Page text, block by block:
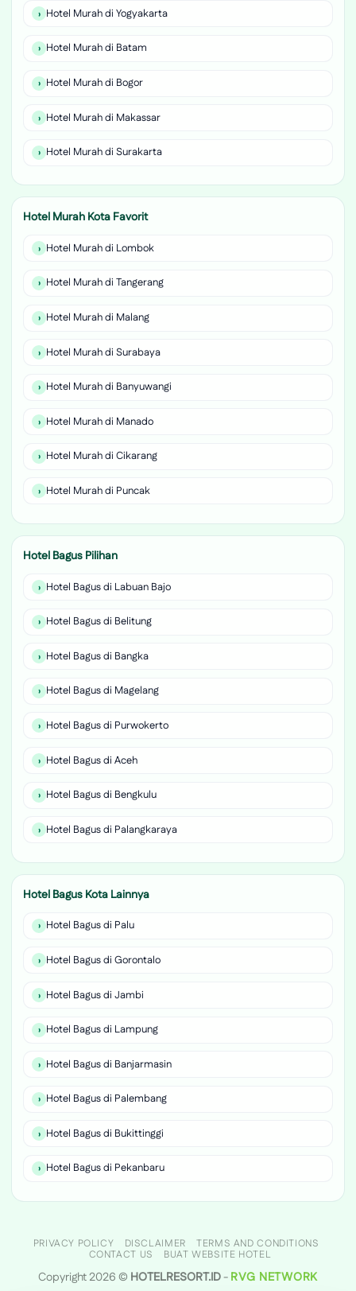
Hotel Murah di Yogyakarta
Hotel Murah di Batam
Hotel Murah di Bogor
Hotel Murah di Makassar
Hotel Murah di Surakarta
Hotel Murah Kota Favorit
Hotel Murah di Lombok
Hotel Murah di Tangerang
Hotel Murah di Malang
Hotel Murah di Surabaya
Hotel Murah di Banyuwangi
Hotel Murah di Manado
Hotel Murah di Cikarang
Hotel Murah di Puncak
Hotel Bagus Pilihan
Hotel Bagus di Labuan Bajo
Hotel Bagus di Belitung
Hotel Bagus di Bangka
Hotel Bagus di Magelang
Hotel Bagus di Purwokerto
Hotel Bagus di Aceh
Hotel Bagus di Bengkulu
Hotel Bagus di Palangkaraya
Hotel Bagus Kota Lainnya
Hotel Bagus di Palu
Hotel Bagus di Gorontalo
Hotel Bagus di Jambi
Hotel Bagus di Lampung
Hotel Bagus di Banjarmasin
Hotel Bagus di Palembang
Hotel Bagus di Bukittinggi
Hotel Bagus di Pekanbaru
PRIVACY POLICY DISCLAIMER
TERMS AND CONDITIONS
CONTACT US
BUAT WEBSITE HOTEL
Copyright 2026 © HOTELRESORT.ID- RVG NETWORK